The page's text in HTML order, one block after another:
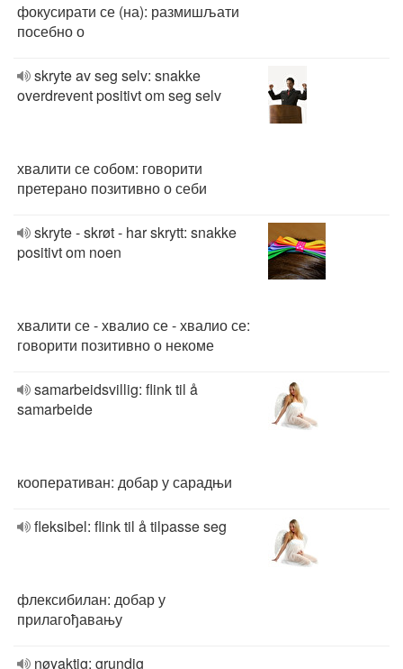
фокусирати се (на): размишљати
посебно о
skryte av seg selv: snakke
overdrevent positivt om seg selv
хвалити се собом: говорити
претерано позитивно о себи
skryte - skrøt - har skrytt: snakke
positivt om noen
хвалити се - хвалио се - хвалио се:
говорити позитивно о некоме
samarbeidsvillig: flink til å
samarbeide
кооперативан: добар у сарадњи
fleksibel: flink til å tilpasse seg
флексибилан: добар у
прилагођавању
nøyaktig: grundig